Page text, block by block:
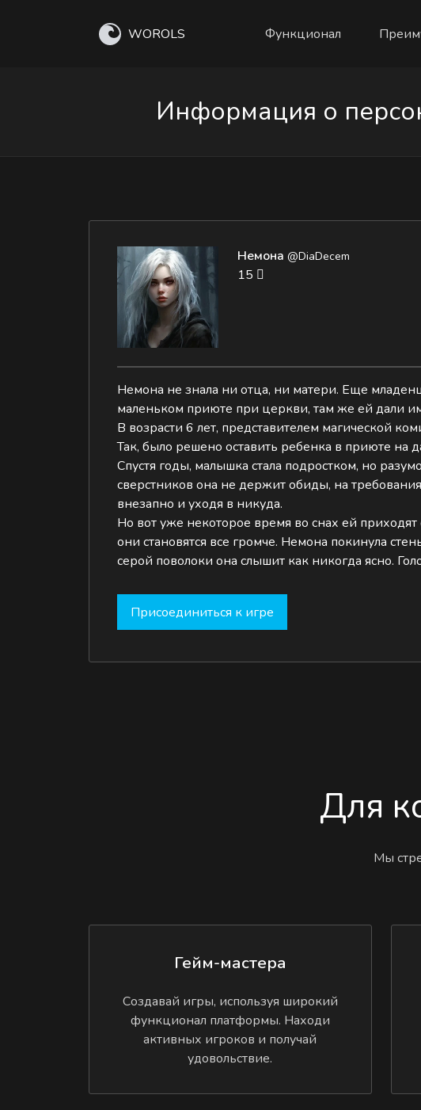
WOROLS Функционал
Информация о
Немона @DiaDecem
15
Немона не знала ни отца, ни матери. Еще
маленьком приюте при церкви, там же ей дали
В возрасти 6 лет, представителем магической
Так, было решено оставить ребенка в приюте на
Спустя годы, малышка стала подростком, но
сверстников она не держит обиды, на
внезапно и уходя в никуда.
Но вот уже некоторое время во снах ей
они становятся все громче. Немона покинула
серой поволоки она слышит как никогда ясно.
Присоединиться к игре
Для
Мы
Гейм-мастера
Создавай игры, используя широкий
функционал платформы. Находи
активных игроков и получай
удовольствие.